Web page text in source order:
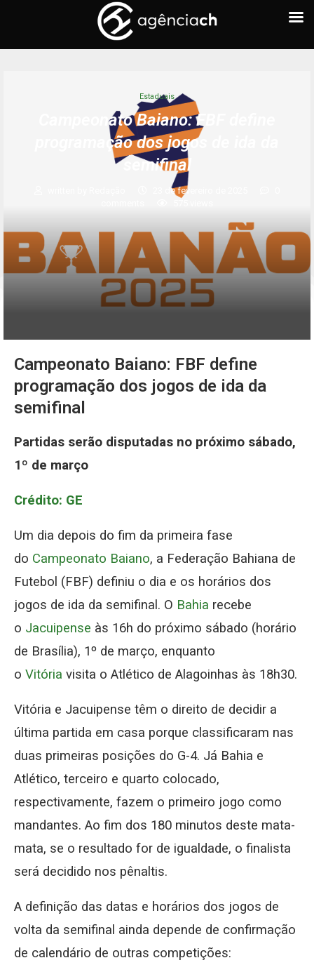
Estaduais
Campeonato Baiano: FBF define
programação dos jogos de ida da
semifinal
23 de fevereiro de 2025
Campeonato Baiano: FBF define
programação dos jogos de ida da
semifinal
Partidas serão disputadas no próximo sábado,
1º de março
Crédito: GE
Um dia depois do fim da primeira fase
do Campeonato Baiano, a Federação Bahiana de
Futebol (FBF) definiu o dia e os horários dos
jogos de ida da semifinal. O Bahia recebe
o Jacuipense às 16h do próximo sábado (horário
de Brasília), 1º de março, enquanto
o Vitória visita o Atlético de Alagoinhas às 18h30.
Vitória e Jacuipense têm o direito de decidir a
última partida em casa porque classificaram nas
duas primeiras posições do G-4. Já Bahia e
Atlético, terceiro e quarto colocado,
respectivamente, fazem o primeiro jogo como
mandantes. Ao fim dos 180 minutos deste mata-
mata, se o resultado for de igualdade, o finalista
será decidido nos pênaltis.
A definição das datas e horários dos jogos de
volta da semifinal ainda depende de confirmação
de calendário de outras competições: